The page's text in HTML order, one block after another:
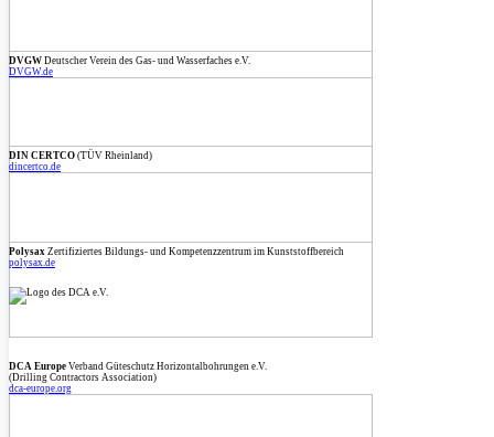
DVGW Deutscher Verein des Gas- und Wasserfaches e.V.
DVGW.de
DIN CERTCO (TÜV Rheinland)
dincertco.de
Polysax Zertifiziertes Bildungs- und Kompetenzzentrum im Kunststoffbereich
polysax.de
DCA Europe Verband Güteschutz Horizontalbohrungen e.V.
(Drilling Contractors Association)
dca-europe.org